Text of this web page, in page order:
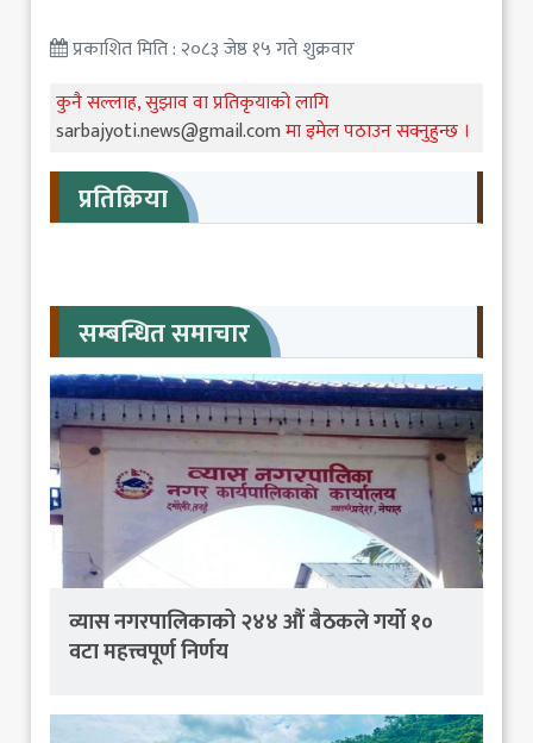
प्रकाशित मिति : २०८३ जेष्ठ १५ गते शुक्रवार
कुनै सल्लाह, सुझाव वा प्रतिकृयाको लागि
sarbajyoti.news@gmail.comमा इमेल पठाउन सक्नुहुन्छ ।
प्रतिक्रिया
सम्बन्धित समाचार
व्यास नगरपालिकाको २४४ औं बैठकले गर्यो १०
वटा महत्त्वपूर्ण निर्णय